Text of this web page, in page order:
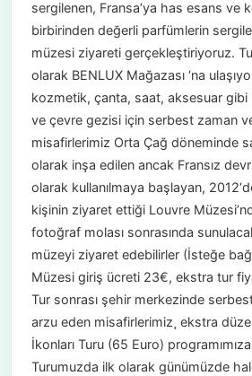
sergilenen, Fransa’ya has esans ve
birbirinden değerli parfümlerin
müzesi ziyareti gerçekleştiriyoruz.
olarak BENLUX Mağazası ‘na
kozmetik, çanta, saat, aksesuar gibi
ve çevre gezisi için serbest zaman
misafirlerimiz Orta Çağ döneminde
olarak inşa edilen ancak Fransız
olarak kullanılmaya başlayan,
kişinin ziyaret ettiği Louvre
fotoğraf molası sonrasında
müzeyi ziyaret edebilirler (İsteğe
Müzesi giriş ücreti 23€, ekstra tur
Tur sonrası şehir merkezinde
arzu eden misafirlerimiz¸ ekstra
İkonları Turu (65 Euro)
Turumuzda ilk olarak günümüzde